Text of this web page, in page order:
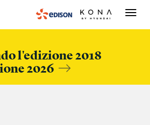
l'edizione 2018
2026
Toggle